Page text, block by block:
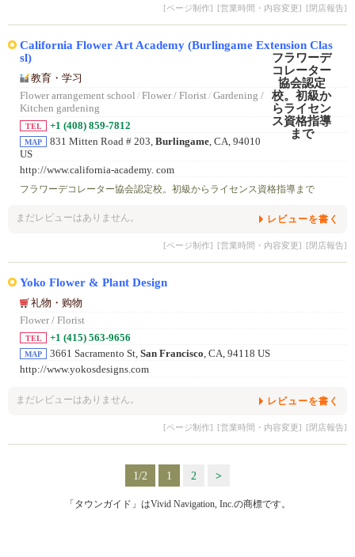
[ページ制作] [営業時間・内容変更] [閉店報告]
California Flower Art Academy (Burlingame Extension Clas
sl)
教育・学习
Flower arrangement school / Flower / Florist / Gardening /
Kitchen gardening
TEL +1 (408) 859-7812
MAP 831 Mitten Road # 203, Burlingame , CA, 94010
US
http://www.california-academy. com
フラワーデコレーター協会認定校。初級からライセンス資格指導まで
まだレビューはありません。 レビューを書く
[ページ制作] [営業時間・内容変更] [閉店報告]
Yoko Flower & Plant Design
礼物・购物
Flower / Florist
TEL +1 (415) 563-9656
MAP 3661 Sacramento St, San Francisco, CA, 94118 US
http://www.yokosdesigns.com
まだレビューはありません。 レビューを書く
[ページ制作] [営業時間・内容変更] [閉店報告]
1/2 1 2 >
「タウンガイド」はVivid Navigation, Inc.の商標です。